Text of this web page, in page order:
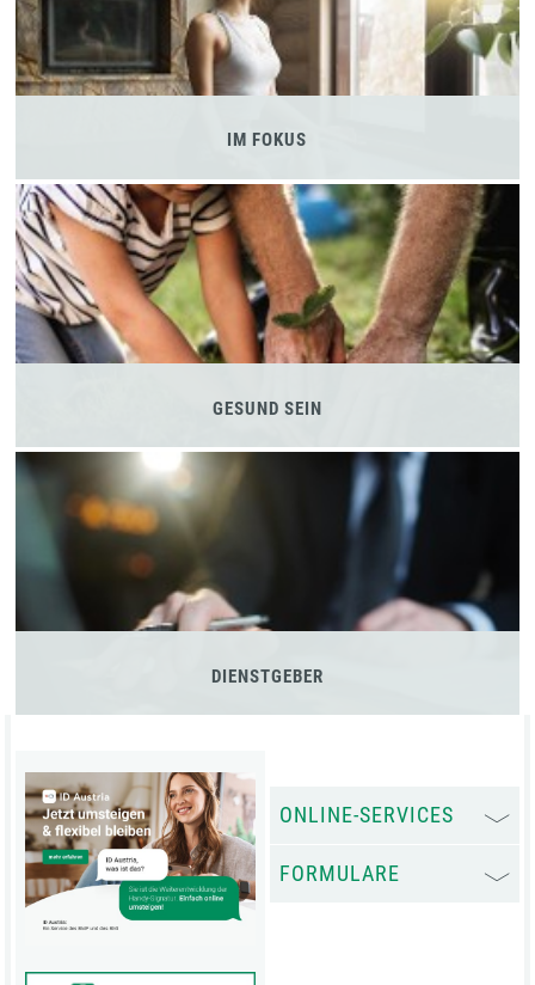
IM FOKUS
GESUND SEIN
DIENSTGEBER
ONLINE-SERVICES
FORMULARE